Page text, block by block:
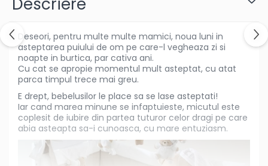
Set joaca supermarket
Seturi de constructie
Utilaje constructie de jucarie
Hrana bebelusi
Articole hranire bebelusi
Biberoane, tetine si accesorii
Scaune de masa bebe
Suzete si accesorii
Deseori, pentru multe multe mamici, noua luni in
asteptarea puiului de om pe care-l vegheaza zi si
noapte in burtica, par cativa ani.
Cu cat se apropie momentul mult asteptat, cu atat
parca timpul trece mai greu.
E drept, bebelusilor le place sa se lase asteptati!
Iar cand marea minune se infaptuieste, micutul este
coplesit de iubire din partea tuturor celor dragi pe care
abia asteapta sa-i cunoasca, cu mare entuziasm.